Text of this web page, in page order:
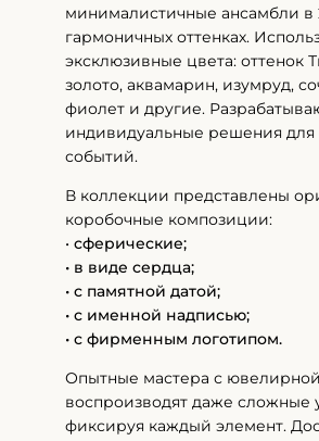
минималистичные ансамбли в
гармоничных оттенках.
эксклюзивные цвета: оттенок
золото, аквамарин, изумруд,
фиолет и другие.
индивидуальные решения для
событий.
В коллекции представлены
коробочные композиции:
• сферические;
• в виде сердца;
• с памятной датой;
• с именной надписью;
• с фирменным логотипом.
Опытные мастера с
воспроизводят даже сложные
фиксируя каждый элемент.